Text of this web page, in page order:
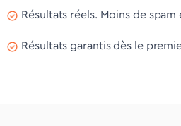
Résultats réels. Moins de spam
Résultats garantis dès le